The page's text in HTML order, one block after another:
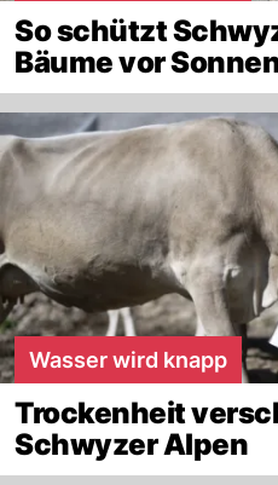
So schützt
Bäume vor
Wasser wird knapp
Trockenheit
Schwyzer Alpen